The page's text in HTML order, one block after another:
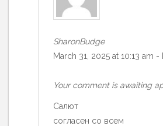
SharonBudge
March 31, 2025 at 10:13 am -
Your comment is awaiting
Салют
согласен со всем